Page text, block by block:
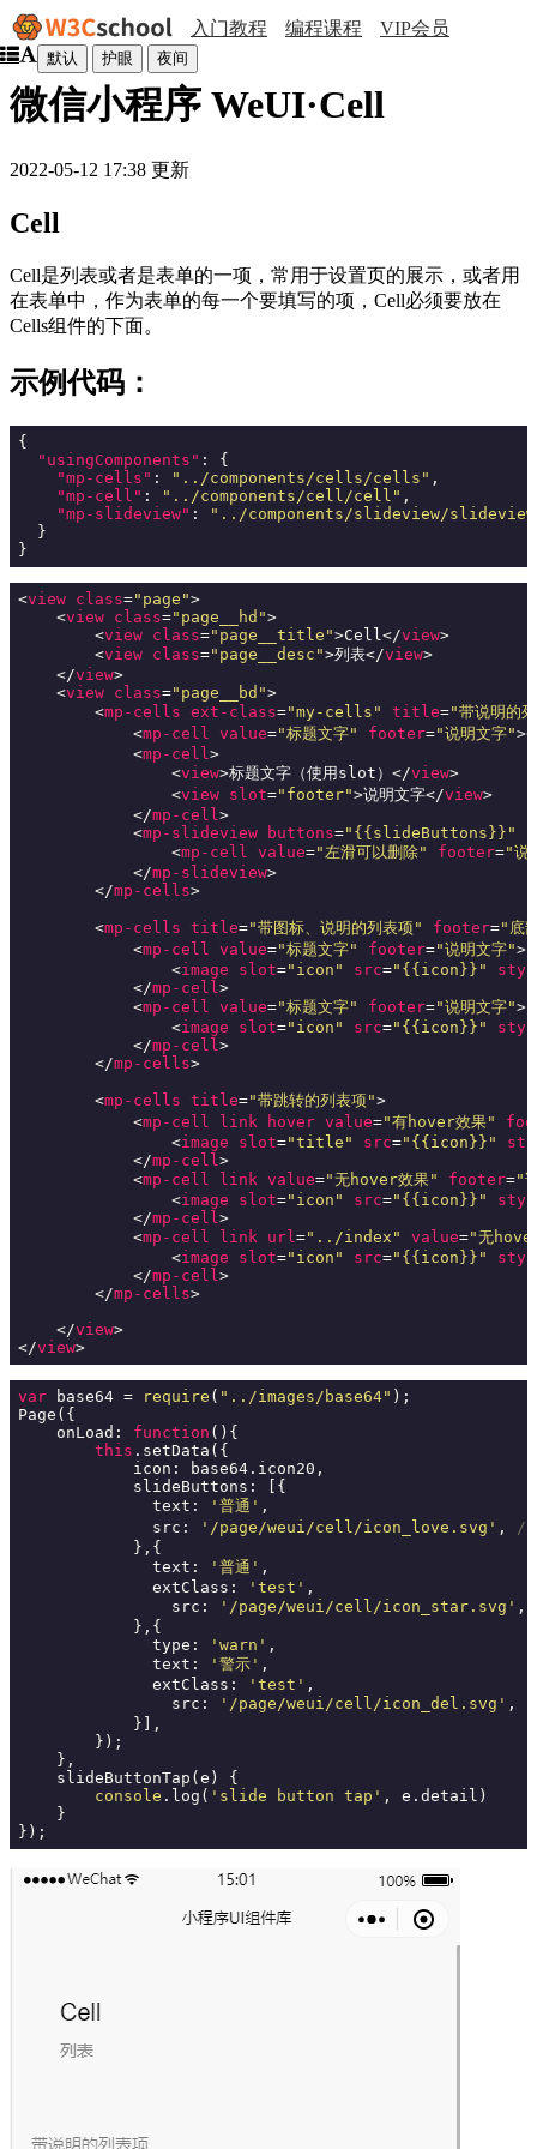
入门教程 编程课程 VIP会员
默认 护眼 夜间
微信小程序 WeUI·Cell
2022-05-12 17:38 更新
Cell
Cell是列表或者是表单的一项，常用于设置页的展示，或者用
在表单中，作为表单的每一个要填写的项，Cell必须要放在
Cells组件的下面。
示例代码：
{
"usingComponents" : {
"mp-cells" : "../components/cells/cells" ,
"mp-cell" : "../components/cell/cell" ,
"mp-slideview" :
"../components/slideview/
  }
}
<view class="page">
<view class="page__hd">
<view class="page__title">Cell</view>
<view class="page__desc">列表</view>
</view>
<view class="page__bd">
<mp-cells ext-class="my-cells" title="带说明的
<mp-cell value="标题文字" footer="说明文字">
<mp-cell>
<view>标题文字（使用slot） </view>
<view slot="footer">说明文字</view>
</mp-cell>
<mp-slideview buttons="{{slideButtons}}"
<mp-cell value="左滑可以删除" footer="说
</mp-slideview>
</mp-cells>
<mp-cells title="带图标、说明的列表项" footer="底
<mp-cell value="标题文字" footer="说明文字">
<image slot="icon" src="{{icon}}"
</mp-cell>
<mp-cell value="标题文字" footer="说明文字">
<image slot="icon" src="{{icon}}"
</mp-cell>
</mp-cells>
<mp-cells title="带跳转的列表项">
<mp-cell link hover value="有hover效果"
<image slot="title" src="{{icon}}"
</mp-cell>
<mp-cell link value="无hover效果" footer="
<image slot="icon" src="{{icon}}"
</mp-cell>
<mp-cell link url="../index" value="无hover
<image slot="icon" src="{{icon}}"
</mp-cell>
</mp-cells>
</view>
</view>
var base64 = require ( "../images/base64" );
Page({
    onLoad:
function ( ) {
this .setData({
            icon: base64.icon20,
            slideButtons: [{
              text:
'普通' ,
              src:
'/page/weui/cell/icon_love.svg' ,
//
            },{
              text:
'普通' ,
              extClass:
'test' ,
                src:
'/page/weui/cell/icon_star.svg' ,
            },{
              type:
'warn' ,
              text:
'警示' ,
              extClass:
'test' ,
                src:
'/page/weui/cell/icon_del.svg' ,
            }],
        });
    },
    slideButtonTap(e) {
console .log( 'slide button tap' , e.detail)
    }
});